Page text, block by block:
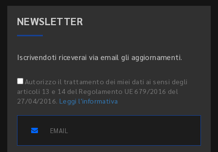
NEWSLETTER
Iscrivendoti riceverai via email gli aggiornamenti.
Autorizzo il trattamento dei miei dati ai sensi degli
articoli 13 e 14 del Regolamento UE 679/2016 del
27/04/2016. Leggi l'informativa